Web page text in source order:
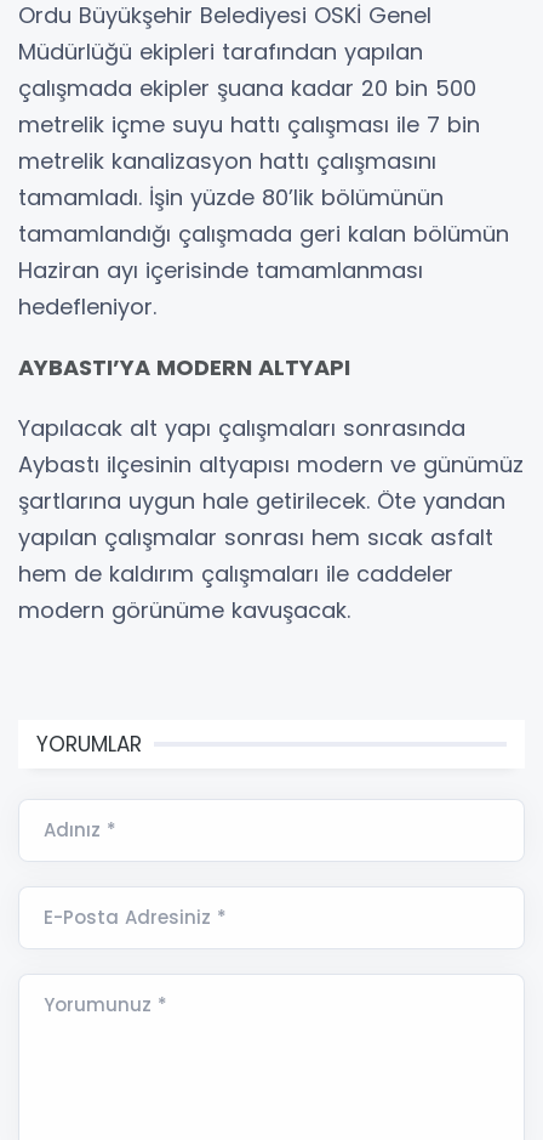
Ordu Büyükşehir Belediyesi OSKİ Genel
Müdürlüğü ekipleri tarafından yapılan
çalışmada ekipler şuana kadar 20 bin 500
metrelik içme suyu hattı çalışması ile 7 bin
metrelik kanalizasyon hattı çalışmasını
tamamladı. İşin yüzde 80’lik bölümünün
tamamlandığı çalışmada geri kalan bölümün
Haziran ayı içerisinde tamamlanması
hedefleniyor.
AYBASTI’YA MODERN ALTYAPI
Yapılacak alt yapı çalışmaları sonrasında
Aybastı ilçesinin altyapısı modern ve günümüz
şartlarına uygun hale getirilecek. Öte yandan
yapılan çalışmalar sonrası hem sıcak asfalt
hem de kaldırım çalışmaları ile caddeler
modern görünüme kavuşacak.
YORUMLAR
Adınız *
E-Posta Adresiniz *
Yorumunuz *